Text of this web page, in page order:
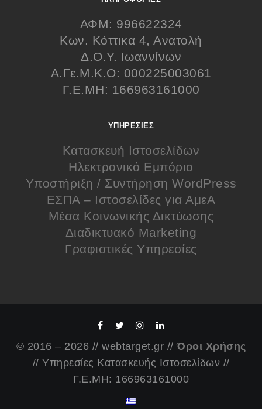
ΑΦΜ: 996622324
Κων. Κόττικα 4, Ανατολή
Δ.Ο.Υ. Ιωαννίνων
Α.Γε.Μ.Κ.Ο: 000225003061
Γ.Ε.ΜΗ: 166963161000
ΥΠΗΡΕΣΊΕΣ
Κατασκευή Ιστοσελίδων
Ηλεκτρονικό Εμπόριο
Υποστήριξη / Συντήρηση WordPress
ΕΣΠΑ – Ιστοσελίδες για ΑμεΑ
Μέσα Κοινωνικής Δικτύωσης
Διαδικτυακό Marketing
Γραφιστικές Υπηρεσίες
© 2016 – 2026 // webtarget.gr // Όροι Χρήσης
// Υπηρεσίες Κατασκευής Ιστοσελίδων //
Γ.Ε.ΜΗ: 166963161000